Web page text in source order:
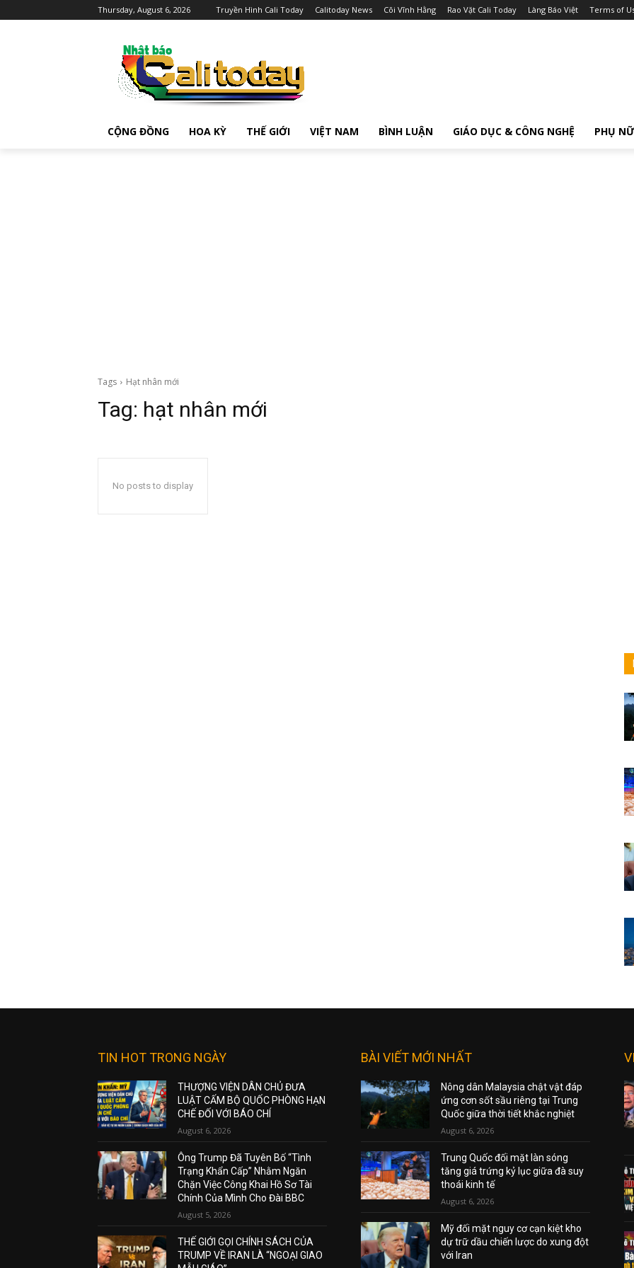
Thursday, August 6, 2026 Truyền Hình Cali Today Calitoday News Cõi Vĩnh Hằng Rao Vặt Cali Today Làng Báo Việt Terms of
CỘNG ĐỒNG HOA KỲ THẾ GIỚI VIỆT NAM BÌNH LUẬN GIÁO DỤC & CÔNG NGHỆ PHỤ NỮ
Tags Hạt nhân mới
Tag: hạt nhân mới
No posts to display
TIN HOT TRONG NGÀY
THƯỢNG VIỆN DÂN CHỦ ĐƯA
LUẬT CẤM BỘ QUỐC PHÒNG HẠN
CHẾ ĐỐI VỚI BÁO CHÍ
August 6, 2026
Ông Trump Đã Tuyên Bố “Tình
Trạng Khẩn Cấp” Nhằm Ngăn
Chặn Việc Công Khai Hồ Sơ Tài
Chính Của Mình Cho Đài BBC
August 5, 2026
THẾ GIỚI GỌI CHÍNH SÁCH CỦA
TRUMP VỀ IRAN LÀ “NGOẠI GIAO
BÀI VIẾT MỚI NHẤT
Nông dân Malaysia chật vật đáp
ứng cơn sốt sầu riêng tại Trung
Quốc giữa thời tiết khắc nghiệt
August 6, 2026
Trung Quốc đối mặt làn sóng
tăng giá trứng kỷ lục giữa đà suy
thoái kinh tế
August 6, 2026
Mỹ đối mặt nguy cơ cạn kiệt kho
dự trữ dầu chiến lược do xung đột
với Iran